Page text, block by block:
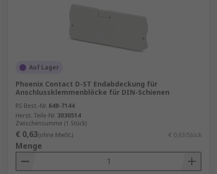
Auf Lager
Phoenix Contact D-ST Endabdeckung für
Anschlussklemmenblöcke für DIN-Schienen
RS Best.-Nr. 648-7144
Herst. Teile-Nr. 3030514
Zwischensumme (1 Stück)
€ 0,63(ohne MwSt.) € 0,63/Stück
Menge